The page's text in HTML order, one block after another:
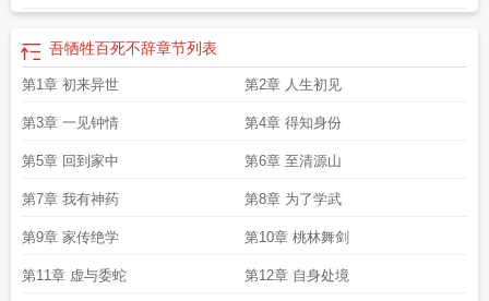
吾牺牲百死不辞章节列表
第1章 初来异世 第2章 人生初见
第3章 一见钟情 第4章 得知身份
第5章 回到家中 第6章 至清源山
第7章 我有神药 第8章 为了学武
第9章 家传绝学 第10章 桃林舞剑
第11章 虚与委蛇 第12章 自身处境